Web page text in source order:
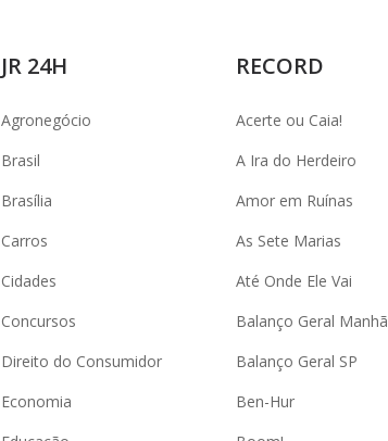
JR 24H
Agronegócio
Brasil
Brasília
Carros
Cidades
Concursos
Direito do Consumidor
Economia
RECORD
Acerte ou Caia!
A Ira do Herdeiro
Amor em Ruínas
As Sete Marias
Até Onde Ele Vai
Balanço Geral Manhã
Balanço Geral SP
Ben-Hur